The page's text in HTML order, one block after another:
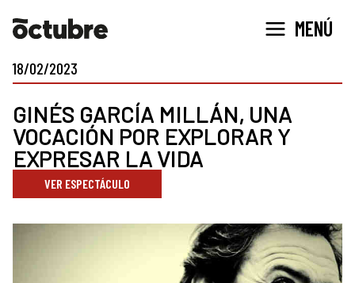
MENÚ
18/02/2023
GINÉS GARCÍA MILLÁN, UNA
VOCACIÓN POR EXPLORAR Y
EXPRESAR LA VIDA
VER ESPECTÁCULO